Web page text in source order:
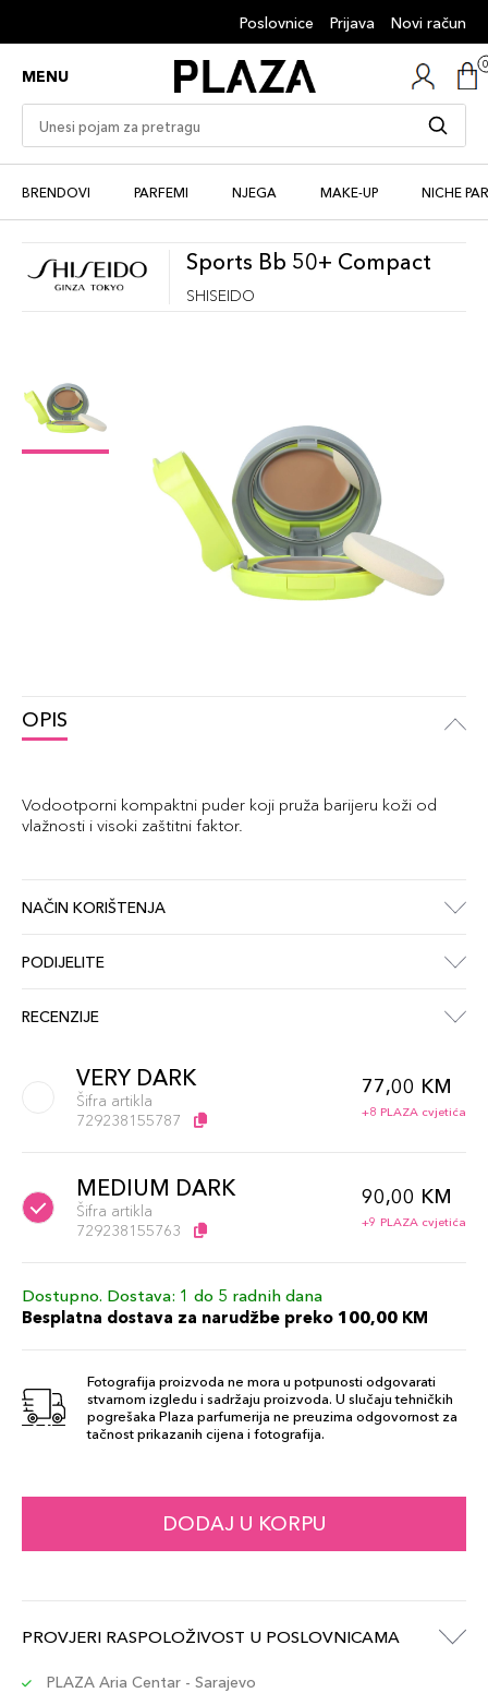
Poslovnice Prijava Novi račun
MENU
BRENDOVI PARFEMI NJEGA MAKE-UP NICHE
Sports Bb 50+ Compact
SHISEIDO
OPIS
Vodootporni kompaktni puder koji pruža barijeru koži od
vlažnosti i visoki zaštitni faktor.
NAČIN KORIŠTENJA
PODIJELITE
RECENZIJE
VERY DARK
Šifra artikla
729238155787
77,00 KM
+8 PLAZA cvjetića
MEDIUM DARK
Šifra artikla
729238155763
90,00 KM
+9 PLAZA cvjetića
Dostupno. Dostava: 1 do 5 radnih dana
Besplatna dostava za narudžbe preko 100,00 KM
Fotografija proizvoda ne mora u potpunosti odgovarati
stvarnom izgledu i sadržaju proizvoda. U slučaju tehničkih
pogrešaka Plaza parfumerija ne preuzima odgovornost za
tačnost prikazanih cijena i fotografija.
DODAJ U KORPU
PROVJERI RASPOLOŽIVOST U POSLOVNICAMA
PLAZA Aria Centar - Sarajevo